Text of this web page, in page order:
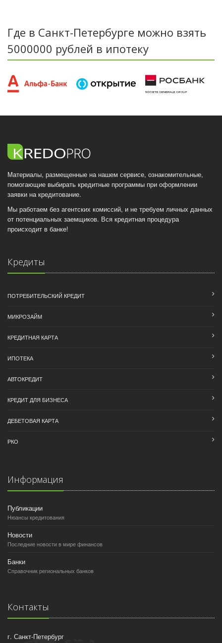
Где в Санкт-Петербурге можно взять
5000000 рублей в ипотеку
Материалы, размещенные на нашем сервисе, ознакомительные,
помогающие выбирать кредитные программы при оформлении
заявки на кредитование.
Мы работаем без агентских комиссий, и не требуем личных данных
от потенциальных заемщиков. Вся кредитная процедура
происходит в банке!
Кредиты
ПОТРЕБИТЕЛЬСКИЙ КРЕДИТ
МИКРОЗАЙМ
КРЕДИТНАЯ КАРТА
ИПОТЕКА
АВТОКРЕДИТ
КРЕДИТ ДЛЯ БИЗНЕСА
ДЕБЕТОВАЯ КАРТА
РКО
Информация
Публикации
Нюансы кредитования
Новости
Последние новости в мире финансов
Банки
Справочник региональных банков
Контакты
г. Санкт-Петербург